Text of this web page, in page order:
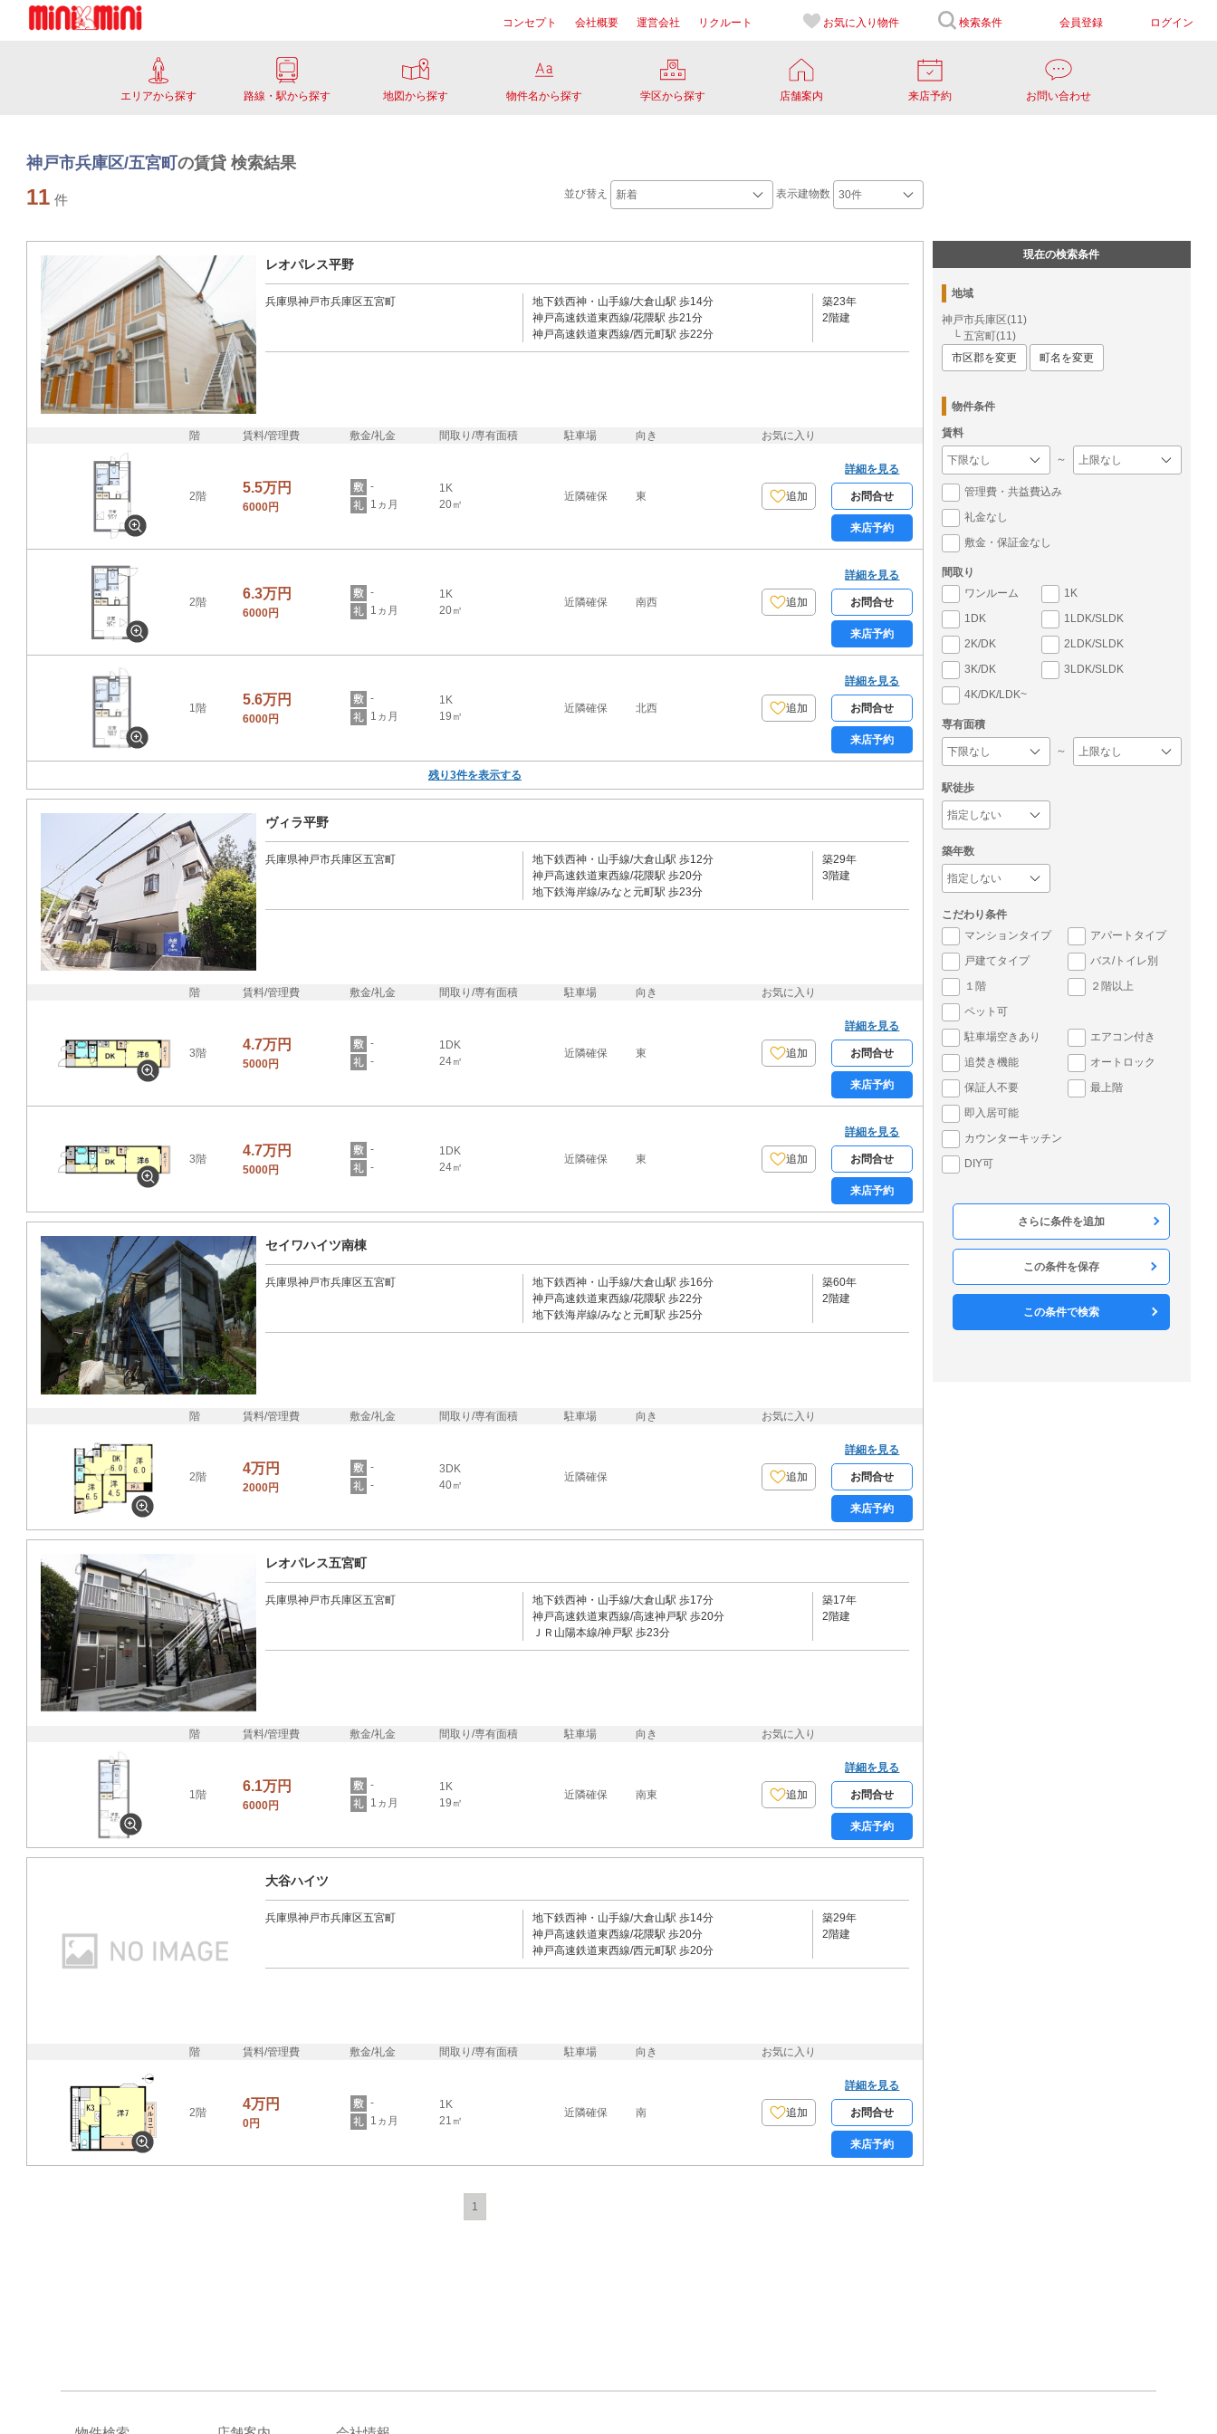
コンセプト 会社概要 運営会社 リクルート お気に入り 物件 検索条件 会員登録 ログイン
エリアから探す 路線・駅から探す 地図から探す 物件名から探す 学区から探す 店舗案内 来店予約 お問い合わせ
神戸市兵庫区/五宮町の賃貸 検索結果
11 件 並び替え 表示建物数
現在の検索条件
地域
神戸市兵庫区(11)
└ 五宮町(11)
市区郡を変更
町名を変更
物件条件
賃料
～
管理費・共益費込み
礼金なし
敷金・保証金なし
間取り
ワンルーム
1K
1DK
1LDK/SLDK
2K/DK
2LDK/SLDK
3K/DK
3LDK/SLDK
4K/DK/LDK~
専有面積
～
駅徒歩
築年数
こだわり条件
マンションタイプ
アパートタイプ
戸建てタイプ
バス/トイレ別
１階
２階以上
ペット可
駐車場空きあり
エアコン付き
追焚き機能
オートロック
保証人不要
最上階
即入居可能
カウンターキッチン
DIY可
木造
軽量鉄骨 鉄骨造
RC
方角
東 南東
南西
西 北西
この条件を保存
この条件で検索
レオパレス平野
兵庫県神戸市兵庫区五宮町
地下鉄西神・山手線/大倉山駅 歩14分
神戸高速鉄道東西線/花隈駅 歩21分
神戸高速鉄道東西線/西元町駅 歩22分
築23年
2階建
階 賃料/管理費 敷金/礼金 間取り/専有面積 駐車場 向き お気に入り
2階
5.5万円
6000円
-
1ヵ月
1K
20㎡
近隣確保 東 追加
詳細を見る
お問合せ
来店予約
2階
6.3万円
6000円
-
1ヵ月
1K
20㎡
近隣確保 南西 追加
詳細を見る
お問合せ
来店予約
1階
5.6万円
6000円
-
1ヵ月
1K
19㎡
近隣確保 北西 追加
詳細を見る
お問合せ
来店予約
残り3件を表示する
ヴィラ平野
兵庫県神戸市兵庫区五宮町
地下鉄西神・山手線/大倉山駅 歩12分
神戸高速鉄道東西線/花隈駅 歩20分
地下鉄海岸線/みなと元町駅 歩23分
築29年
3階建
階 賃料/管理費 敷金/礼金 間取り/専有面積 駐車場 向き お気に入り
3階
4.7万円
5000円
-
-
1DK
24㎡
近隣確保 東 追加
詳細を見る
お問合せ
来店予約
3階
4.7万円
5000円
-
-
1DK
24㎡
近隣確保 東 追加
詳細を見る
お問合せ
来店予約
セイワハイツ南棟
兵庫県神戸市兵庫区五宮町
地下鉄西神・山手線/大倉山駅 歩16分
神戸高速鉄道東西線/花隈駅 歩22分
地下鉄海岸線/みなと元町駅 歩25分
築60年
2階建
階 賃料/管理費 敷金/礼金 間取り/専有面積 駐車場 向き お気に入り
2階
4万円
2000円
-
-
3DK
40㎡
近隣確保 追加
詳細を見る
お問合せ
来店予約
レオパレス五宮町
兵庫県神戸市兵庫区五宮町
地下鉄西神・山手線/大倉山駅 歩17分
神戸高速鉄道東西線/高速神戸駅 歩20分
ＪＲ山陽本線/神戸駅 歩23分
築17年
2階建
階 賃料/管理費 敷金/礼金 間取り/専有面積 駐車場 向き お気に入り
1階
6.1万円
6000円
-
1ヵ月
1K
19㎡
近隣確保 南東 追加
詳細を見る
お問合せ
来店予約
大谷ハイツ
兵庫県神戸市兵庫区五宮町
地下鉄西神・山手線/大倉山駅 歩14分
神戸高速鉄道東西線/花隈駅 歩20分
神戸高速鉄道東西線/西元町駅 歩20分
築29年
2階建
階 賃料/管理費 敷金/礼金 間取り/専有面積 駐車場 向き お気に入り
2階
4万円
0円
-
1ヵ月
1K
21㎡
近隣確保 南 追加
詳細を見る
お問合せ
来店予約
1